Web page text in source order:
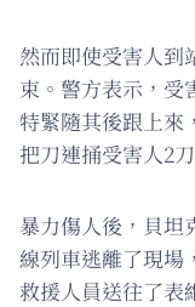
然而即使受害人到
束。警方表示，受
特緊隨其後跟上來
把刀連捅受害人2
暴力傷人後，貝坦
線列車逃離了現場
救援人員送往了表